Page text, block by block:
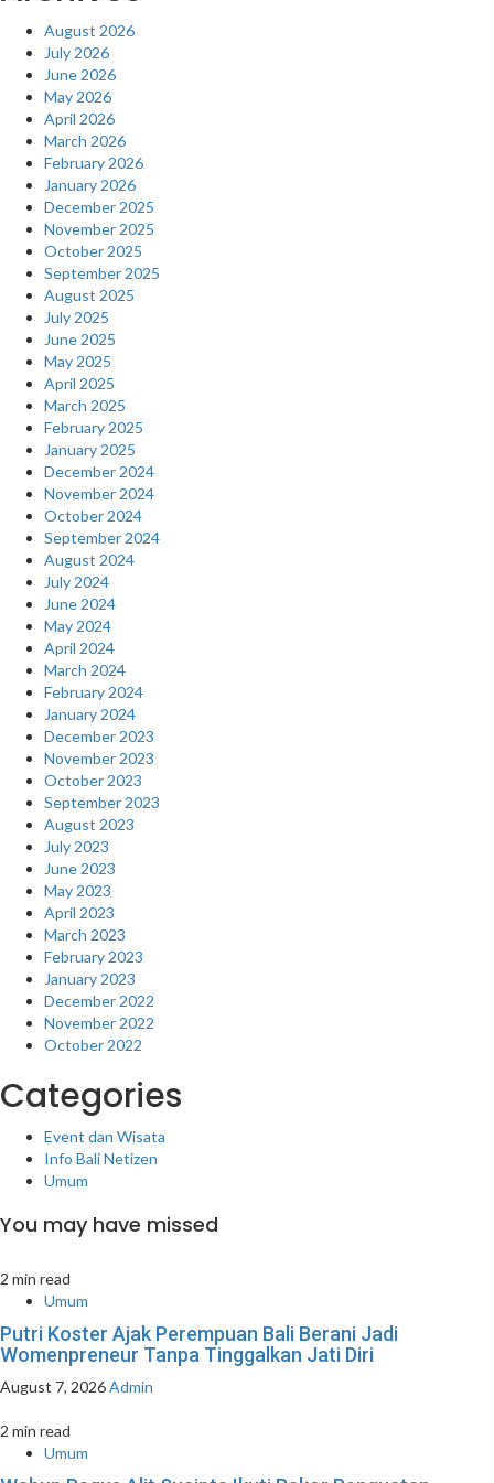
August 2026
July 2026
June 2026
May 2026
April 2026
March 2026
February 2026
January 2026
December 2025
November 2025
October 2025
September 2025
August 2025
July 2025
June 2025
May 2025
April 2025
March 2025
February 2025
January 2025
December 2024
November 2024
October 2024
September 2024
August 2024
July 2024
June 2024
May 2024
April 2024
March 2024
February 2024
January 2024
December 2023
November 2023
October 2023
September 2023
August 2023
July 2023
June 2023
May 2023
April 2023
March 2023
February 2023
January 2023
December 2022
November 2022
October 2022
Categories
Event dan Wisata
Info Bali Netizen
Umum
You may have missed
2 min read
Umum
Putri Koster Ajak Perempuan Bali Berani Jadi
Womenpreneur Tanpa Tinggalkan Jati Diri
August 7, 2026Admin
2 min read
Umum